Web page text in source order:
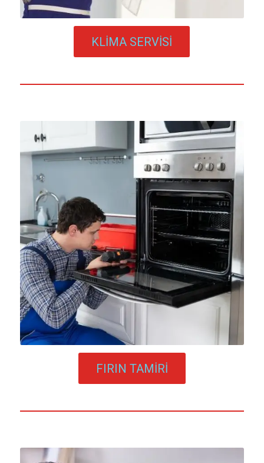
KLİMA SERVİSİ
FIRIN TAMİRİ